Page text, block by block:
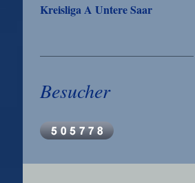
Kreisliga A Untere Saar
Besucher